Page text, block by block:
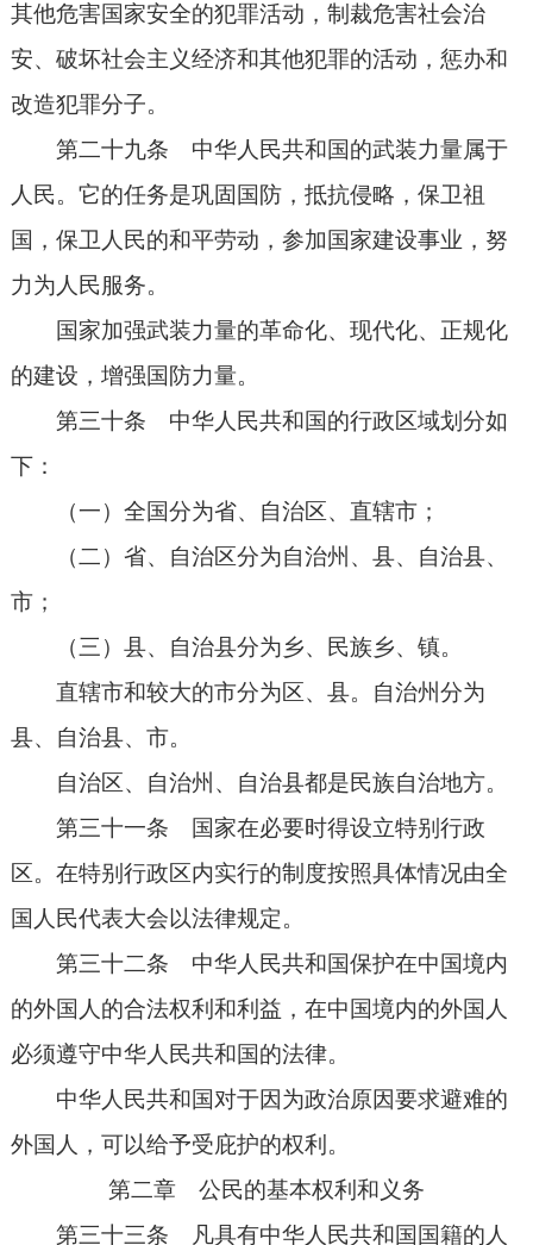
其他危害国家安全的犯罪活动，制裁危害社会治
安、破坏社会主义经济和其他犯罪的活动，惩办和
改造犯罪分子。
第二十九条 中华人民共和国的武装力量属于
人民。它的任务是巩固国防，抵抗侵略，保卫祖
国，保卫人民的和平劳动，参加国家建设事业，努
力为人民服务。
国家加强武装力量的革命化、现代化、正规化
的建设，增强国防力量。
第三十条 中华人民共和国的行政区域划分如
下：
（一）全国分为省、自治区、直辖市；
（二）省、自治区分为自治州、县、自治县、
市；
（三）县、自治县分为乡、民族乡、镇。
直辖市和较大的市分为区、县。自治州分为
县、自治县、市。
自治区、自治州、自治县都是民族自治地方。
第三十一条 国家在必要时得设立特别行政
区。在特别行政区内实行的制度按照具体情况由全
国人民代表大会以法律规定。
第三十二条 中华人民共和国保护在中国境内
的外国人的合法权利和利益，在中国境内的外国人
必须遵守中华人民共和国的法律。
中华人民共和国对于因为政治原因要求避难的
外国人，可以给予受庇护的权利。
第二章 公民的基本权利和义务
第三十三条 凡具有中华人民共和国国籍的人